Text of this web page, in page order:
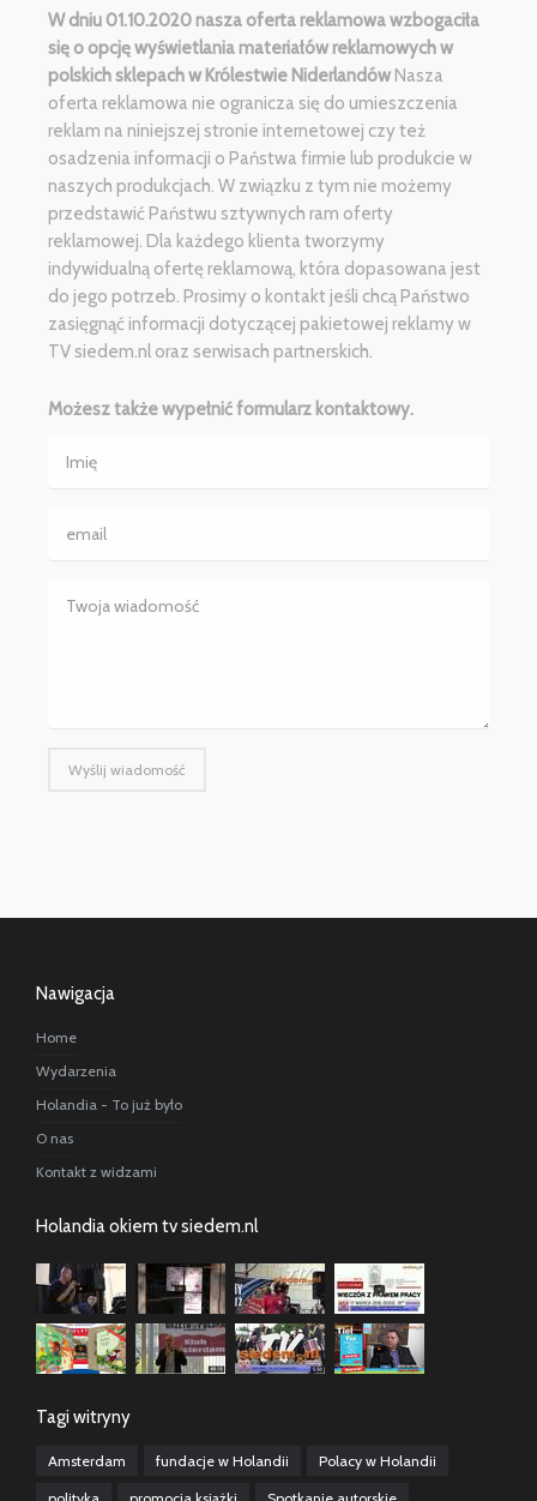
W dniu 01.10.2020 nasza oferta reklamowa wzbogaciła
się o opcję wyświetlania materiałów reklamowych w
polskich sklepach w Królestwie NiderlandówNasza
oferta reklamowa nie ogranicza się do umieszczenia
reklam na niniejszej stronie internetowej czy też
osadzenia informacji o Państwa firmie lub produkcie w
naszych produkcjach. W związku z tym nie możemy
przedstawić Państwu sztywnych ram oferty
reklamowej. Dla każdego klienta tworzymy
indywidualną ofertę reklamową, która dopasowana jest
do jego potrzeb. Prosimy o kontakt jeśli chcą Państwo
zasięgnąć informacji dotyczącej pakietowej reklamy w
TV siedem.nl oraz serwisach partnerskich.
Możesz także wypełnić formularz kontaktowy.
Wyślij wiadomość
Nawigacja
Home
Wydarzenia
Holandia - To już było
O nas
Kontakt z widzami
Holandia okiem tv siedem.nl
Tagi witryny
Amsterdam fundacje w Holandii Polacy w Holandii